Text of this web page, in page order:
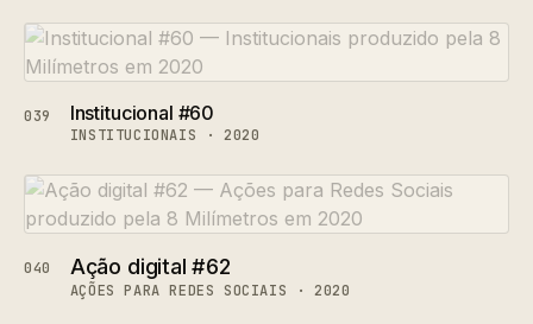
039 Institucional #60
INSTITUCIONAIS · 2020
040 Ação digital #62
AÇÕES PARA REDES SOCIAIS · 2020